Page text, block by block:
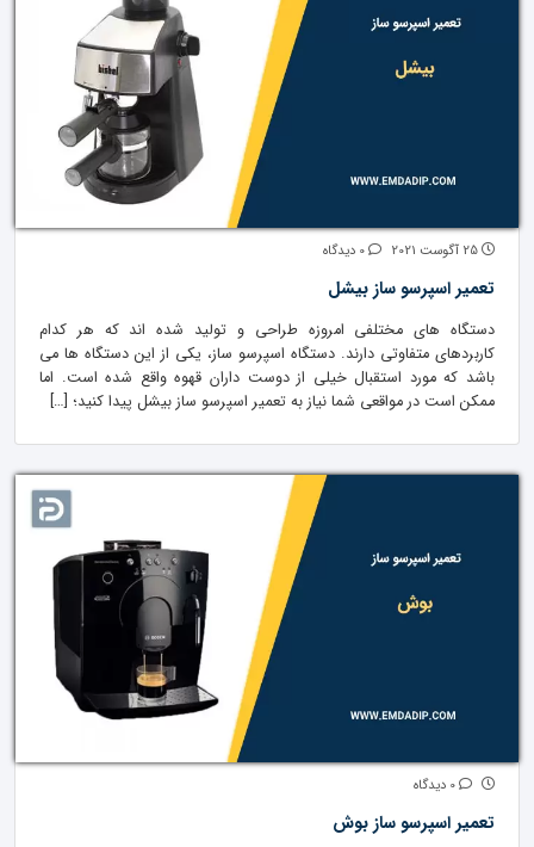
تعمیر اسپرسو ساز بیشل
دستگاه های مختلفی امروزه طراحی و تولید شده اند که هر کدام
کاربردهای متفاوتی دارند. دستگاه اسپرسو ساز، یکی از این دستگاه ها می
باشد که مورد استقبال خیلی از دوست داران قهوه واقع شده است. اما
ممکن است در مواقعی شما نیاز به تعمیر اسپرسو ساز بیشل پیدا کنید؛ […]
تعمیر اسپرسو ساز بوش